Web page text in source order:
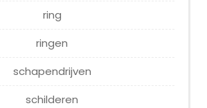
ring
ringen
schapendrijven
schilderen